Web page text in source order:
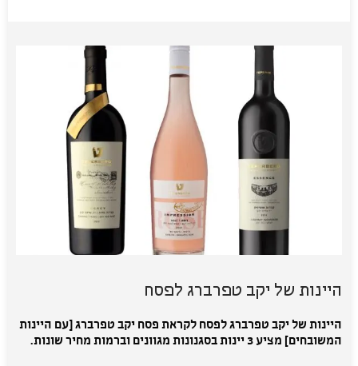
היינות של יקב טפרברג לפסח
היינות של יקב טפרברג לפסח לקראת פסח יקב טפרברג [עם היינות
המשובחים] מציע 3 יינות בסגנונות מגוונים וברמות מחיר שונות.